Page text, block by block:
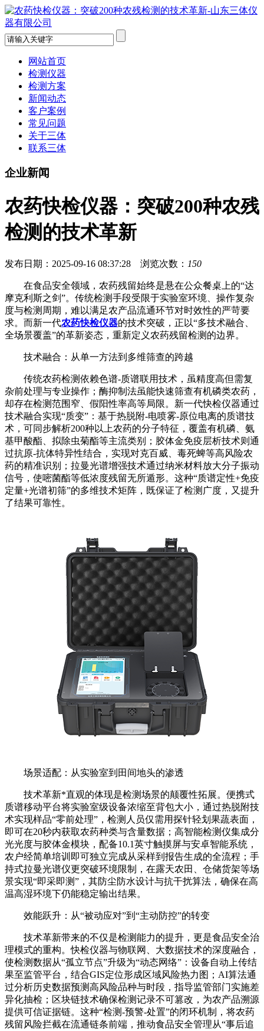
网站首页
检测仪器
检测方案
新闻动态
客户案例
常见问题
关于三体
联系三体
企业新闻
农药快检仪器：突破200种农残
检测的技术革新
发布日期：2025-09-16 08:37:28 浏览次数： 150
在食品安全领域，农药残留始终是悬在公众餐桌上的“达
摩克利斯之剑”。传统检测手段受限于实验室环境、操作复杂
度与检测周期，难以满足农产品流通环节对时效性的严苛要
求。而新一代农药快检仪器的技术突破，正以“多技术融合、
全场景覆盖”的革新姿态，重新定义农药残留检测的边界。
技术融合：从单一方法到多维筛查的跨越
传统农药检测依赖色谱-质谱联用技术，虽精度高但需复
杂前处理与专业操作；酶抑制法虽能快速筛查有机磷类农药，
却存在检测范围窄、假阳性率高等局限。新一代快检仪器通过
技术融合实现“质变”：基于热脱附-电喷雾-原位电离的质谱技
术，可同步解析200种以上农药的分子特征，覆盖有机磷、氨
基甲酸酯、拟除虫菊酯等主流类别；胶体金免疫层析技术则通
过抗原-抗体特异性结合，实现对克百威、毒死蜱等高风险农
药的精准识别；拉曼光谱增强技术通过纳米材料放大分子振动
信号，使嘧菌酯等低浓度残留无所遁形。这种“质谱定性+免疫
定量+光谱初筛”的多维技术矩阵，既保证了检测广度，又提升
了结果可靠性。
场景适配：从实验室到田间地头的渗透
技术革新*直观的体现是检测场景的颠覆性拓展。便携式
质谱移动平台将实验室级设备浓缩至背包大小，通过热脱附技
术实现样品“零前处理”，检测人员仅需用探针轻划果蔬表面，
即可在20秒内获取农药种类与含量数据；高智能检测仪集成分
光光度与胶体金模块，配备10.1英寸触摸屏与安卓智能系统，
农户经简单培训即可独立完成从采样到报告生成的全流程；手
持式拉曼光谱仪更突破环境限制，在露天农田、仓储货架等场
景实现“即采即测”，其防尘防水设计与抗干扰算法，确保在高
温高湿环境下仍能稳定输出结果。
效能跃升：从“被动应对”到“主动防控”的转变
技术革新带来的不仅是检测能力的提升，更是食品安全治
理模式的重构。快检仪器与物联网、大数据技术的深度融合，
使检测数据从“孤立节点”升级为“动态网络”：设备自动上传结
果至监管平台，结合GIS定位形成区域风险热力图；AI算法通
过分析历史数据预测高风险品种与时段，指导监管部门实施差
异化抽检；区块链技术确保检测记录不可篡改，为农产品溯源
提供可信证据链。这种“检测-预警-处置”的闭环机制，将农药
残留风险拦截在流通链条前端，推动食品安全管理从“事后追